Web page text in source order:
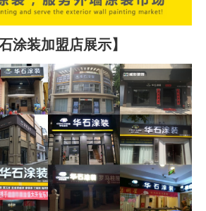
石涂装加盟店展示】